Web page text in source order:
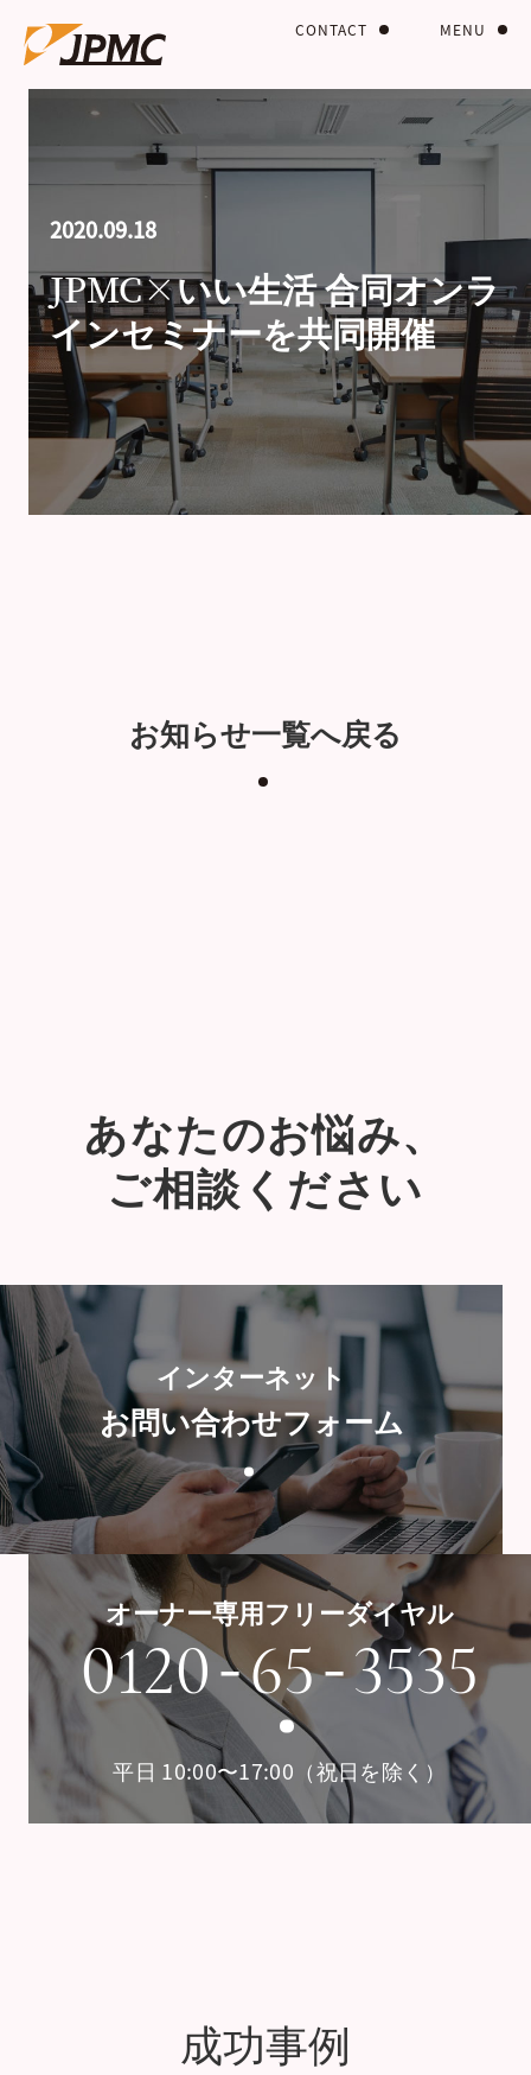
MENU
CONTACT
2020.09.18
JPMC×いい生活 合同オンラ
インセミナーを共同開催
お知らせ一覧へ戻る
あなたのお悩み、
ご相談ください
インターネット
お問い合わせフォーム
オーナー専用フリーダイヤル
0120-65-3535
平日 10:00〜17:00（祝日を除く）
成功事例